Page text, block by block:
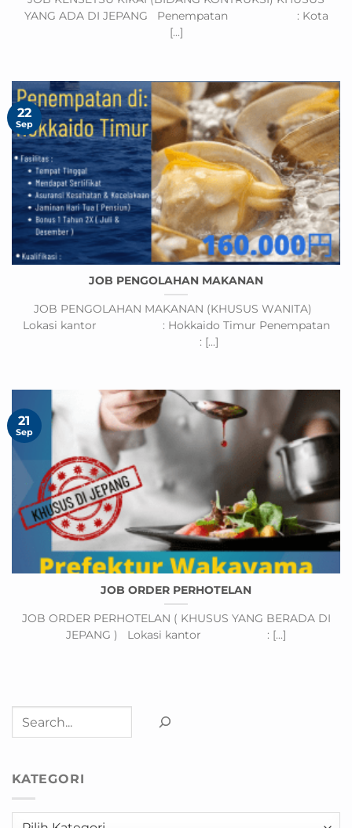
YANG ADA DI JEPANG Penempatan : Kota
[...]
JOB PENGOLAHAN MAKANAN
JOB PENGOLAHAN MAKANAN (KHUSUS WANITA)
Lokasi kantor : Hokkaido Timur Penempatan
: [...]
22
Sep
JOB ORDER PERHOTELAN
JOB ORDER PERHOTELAN ( KHUSUS YANG BERADA DI
JEPANG ) Lokasi kantor : [...]
21
Sep
Cari
KATEGORI
Kategori